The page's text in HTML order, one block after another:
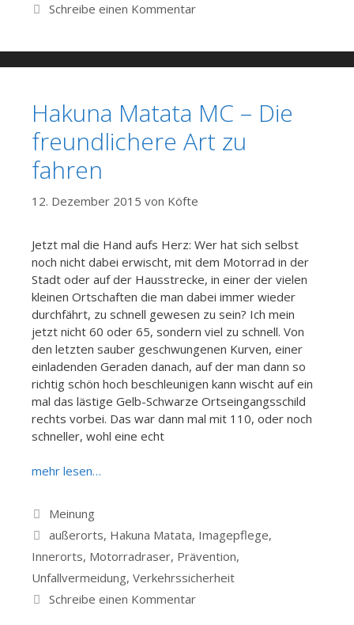
Schreibe einen Kommentar
Hakuna Matata MC – Die
freundlichere Art zu
fahren
12. Dezember 2015 von Köfte
Jetzt mal die Hand aufs Herz: Wer hat sich selbst
noch nicht dabei erwischt, mit dem Motorrad in der
Stadt oder auf der Hausstrecke, in einer der vielen
kleinen Ortschaften die man dabei immer wieder
durchfährt, zu schnell gewesen zu sein? Ich mein
jetzt nicht 60 oder 65, sondern viel zu schnell. Von
den letzten sauber geschwungenen Kurven, einer
einladenden Geraden danach, auf der man dann so
richtig schön hoch beschleunigen kann wischt auf ein
mal das lästige Gelb-Schwarze Ortseingangsschild
rechts vorbei. Das war dann mal mit 110, oder noch
schneller, wohl eine echt
mehr lesen…
Kategorien
Meinung
Schlagwörter
außerorts, Hakuna Matata, Imagepflege,
Innerorts, Motorradraser, Prävention,
Unfallvermeidung, Verkehrssicherheit
Schreibe einen Kommentar